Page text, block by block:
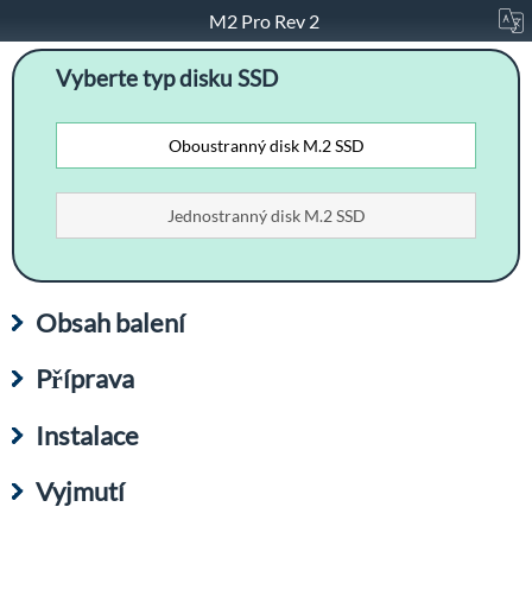
M2 Pro Rev 2
Vyberte typ disku SSD
Oboustranný disk M.2 SSD
Jednostranný disk M.2 SSD
Obsah balení
Příprava
Instalace
Vyjmutí